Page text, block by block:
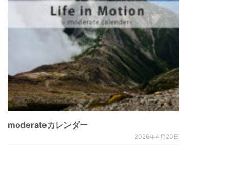
moderateカレンダー
2026年4月20日